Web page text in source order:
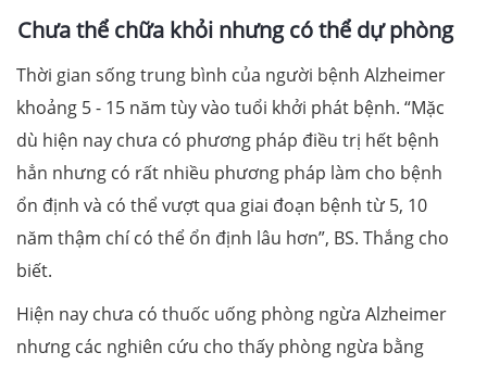
Chưa thể chữa khỏi nhưng có thể dự phòng
Thời gian sống trung bình của người bệnh Alzheimer
khoảng 5 - 15 năm tùy vào tuổi khởi phát bệnh. “Mặc
dù hiện nay chưa có phương pháp điều trị hết bệnh
hẳn nhưng có rất nhiều phương pháp làm cho bệnh
ổn định và có thể vượt qua giai đoạn bệnh từ 5, 10
năm thậm chí có thể ổn định lâu hơn”, BS. Thắng cho
biết.
Hiện nay chưa có thuốc uống phòng ngừa Alzheimer
nhưng các nghiên cứu cho thấy phòng ngừa bằng